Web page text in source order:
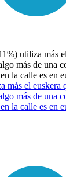
utiliza más
más de una
la calle es en
más el euskera
más de una
la calle es en